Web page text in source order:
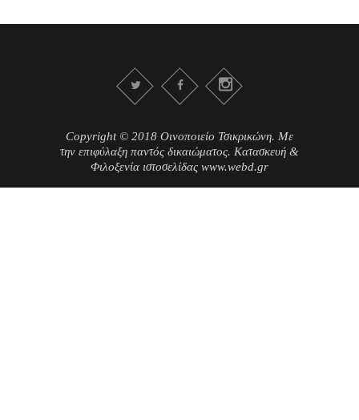
Copyright © 2018 Οινοποιείο Τσικρικώνη. Με
την επιφύλαξη παντός δικαιώματος. Κατασκευή &
Φιλοξενία ιστοσελίδας www.webd.gr